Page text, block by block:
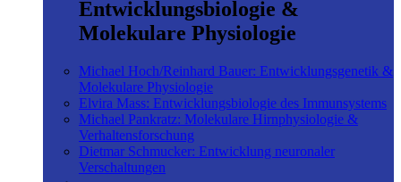
Entwicklungsbiologie &
Molekulare Physiologie
Michael Hoch/Reinhard Bauer: Entwicklungsgenetik &
Molekulare Physiologie
Elvira Mass: Entwicklungsbiologie des Immunsystems
Michael Pankratz: Molekulare Hirnphysiologie &
Verhaltensforschung
Dietmar Schmucker: Entwicklung neuronaler
Verschaltungen